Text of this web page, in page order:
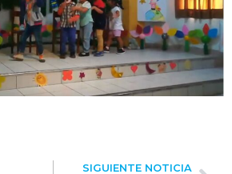
SIGUIENTE NOTICIA